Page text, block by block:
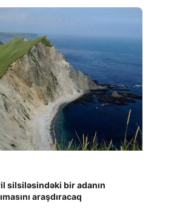
da, müəllif qonorarı
silsiləsindəki bir adanın
araşdıracaq